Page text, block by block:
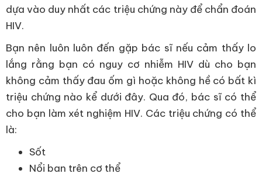
dựa vào duy nhất các triệu chứng này để chẩn đoán
HIV.
Bạn nên luôn luôn đến gặp bác sĩ nếu cảm thấy lo
lắng rằng bạn có nguy cơ nhiễm HIV dù cho bạn
không cảm thấy đau ốm gì hoặc không hề có bất kì
triệu chứng nào kể dưới đây. Qua đó, bác sĩ có thể
cho bạn làm xét nghiệm HIV. Các triệu chứng có thể
là:
Sốt
Nổi ban trên cơ thể